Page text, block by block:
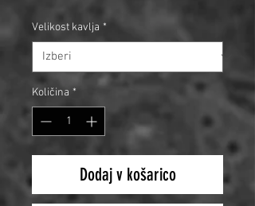
Velikost kavlja *
Količina *
Dodaj v košarico